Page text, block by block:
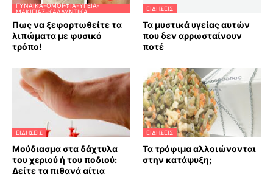
ΓΥΝΑΊΚΑ-ΟΜΟΡΦΙΆ-ΥΓΕΊΑ-
ΜΑΚΙΓΙΆΖ-ΚΑΛΛΥΝΤΙΚΆ
Πως να ξεφορτωθείτε τα
λιπώματα με φυσικό
τρόπο!
ΕΙΔΗΣΕΙΣ
Τα μυστικά υγείας αυτών
που δεν αρρωσταίνουν
ποτέ
ΕΙΔΗΣΕΙΣ
Μούδιασμα στα δάχτυλα
του χεριού ή του ποδιού:
Δείτε τα πιθανά αίτια
ΕΙΔΗΣΕΙΣ
Τα τρόφιμα αλλοιώνονται
στην κατάψυξη;